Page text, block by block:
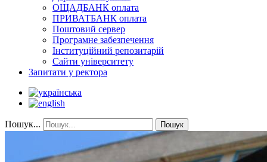
ОЩАДБАНК оплата
ПРИВАТБАНК оплата
Поштовий сервер
Програмне забезпечення
Інституційний репозитарій
Сайти університету
Запитати у ректора
Пошук... Пошук